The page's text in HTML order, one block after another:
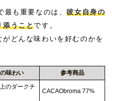
最も重要なのは、彼女自身の
添うことです。
どんな味わいを好むのかを
味わい
参考商品
のダークチ
CACAObroma 77%